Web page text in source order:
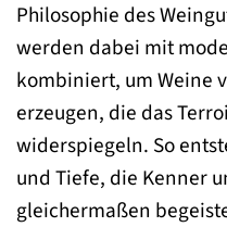
Philosophie des
werden dabei mit
kombiniert, um Weine
erzeugen, die das
widerspiegeln. So
und Tiefe, die Kenner
gleichermaßen